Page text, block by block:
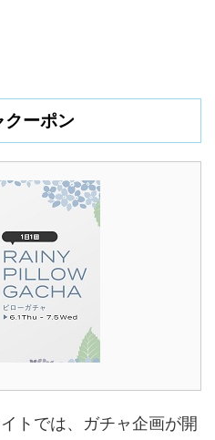
クーポン
トでは、ガチャ企画が開